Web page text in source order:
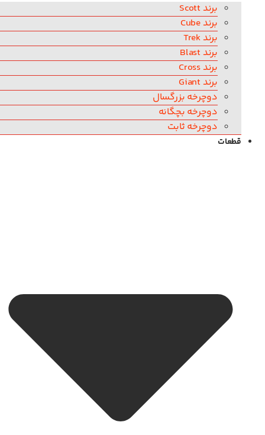
برند Scott
برند Cube
برند Trek
برند Blast
برند Cross
برند Giant
دوچرخه بزرگسال
دوچرخه بچگانه
دوچرخه ثابت
قطعات